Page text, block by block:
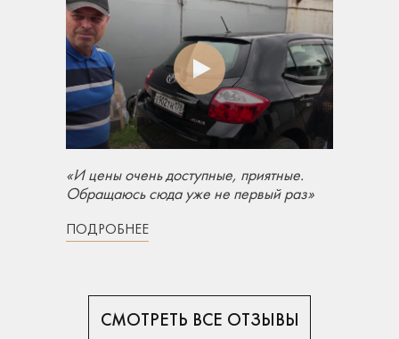
«И цены очень доступные, приятные.
Обращаюсь сюда уже не первый раз»
ПОДРОБНЕЕ
СМОТРЕТЬ ВСЕ ОТЗЫВЫ